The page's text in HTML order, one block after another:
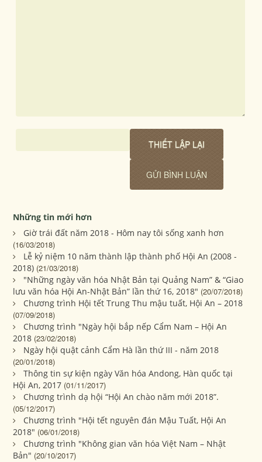
Những tin mới hơn
Giờ trái đất năm 2018 - Hôm nay tôi sống xanh hơn
(16/03/2018)
Lễ kỷ niệm 10 năm thành lập thành phố Hội An (2008 -
2018) (21/03/2018)
"Những ngày văn hóa Nhật Bản tại Quảng Nam” & “Giao
lưu văn hóa Hội An-Nhật Bản” lần thứ 16, 2018" (20/07/2018)
Chương trình Hội tết Trung Thu mậu tuất, Hội An – 2018
(07/09/2018)
Chương trình "Ngày hội bắp nếp Cẩm Nam – Hội An
2018 (23/02/2018)
Ngày hội quật cảnh Cẩm Hà lần thứ III - năm 2018
(20/01/2018)
Thông tin sự kiện ngày Văn hóa Andong, Hàn quốc tại
Hội An, 2017 (01/11/2017)
Chương trình dạ hội “Hội An chào năm mới 2018”.
(05/12/2017)
Chương trình "Hội tết nguyên đán Mậu Tuất, Hội An
2018" (06/01/2018)
Chương trình "Không gian văn hóa Việt Nam – Nhật
Bản" (20/10/2017)